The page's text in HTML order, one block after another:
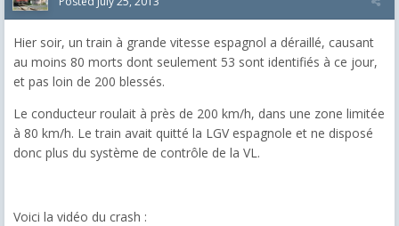
Hier soir, un train à grande vitesse espagnol a déraillé, causant
au moins 80 morts dont seulement 53 sont identifiés à ce jour,
et pas loin de 200 blessés.
Le conducteur roulait à près de 200 km/h, dans une zone limitée
à 80 km/h. Le train avait quitté la LGV espagnole et ne disposé
donc plus du système de contrôle de la VL.
Voici la vidéo du crash :